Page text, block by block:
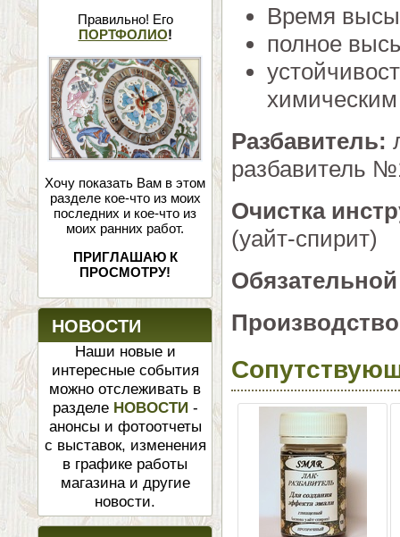
Правильно! Его
ПОРТФОЛИО!
Хочу показать Вам в этом
разделе кое-что из моих
последних и кое-что из
моих ранних работ.
ПРИГЛАШАЮ К
ПРОСМОТРУ!
НОВОСТИ
Наши новые и
интересные события
можно отслеживать в
разделе НОВОСТИ -
анонсы и фотоотчеты
с выставок, изменения
в графике работы
магазина и другие
новости.
Время
полное
Разбавитель:
разбавитель
Очистка
(уайт-спирит)